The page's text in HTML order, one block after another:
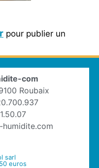
pour publier un
com
Roubaix
sarl
euros